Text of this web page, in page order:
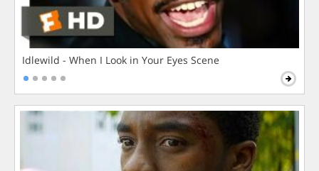
Idlewild - When I Look in Your Eyes Scene